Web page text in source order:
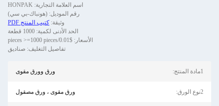
اسم العلامة التجارية: HONPAK
رقم الموديل: (هونباك-بي سي)
وثيقة: كتيب المنتج PDF
الحد الأدنى لكمية: 1000 قطعة
الأسعار: $0.01/pieces >=1000 pieces
تفاصيل التغليف: صناديق
1مادة المنتج: ورق وورق مقوى
2نوع الورق: ورق مقوى ، ورق مصقول